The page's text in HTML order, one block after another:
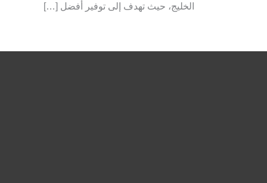
الخليج، حيث تهدف إلى توفير أفضل […]